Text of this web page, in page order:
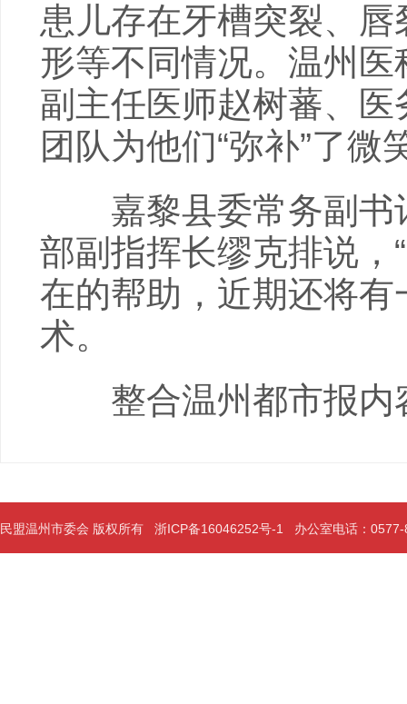
患儿存在牙槽突裂、
形等不同情况。温州
副主任医师赵树蕃、
团队为他们“弥补”了微
嘉黎县委常务副书
部副指挥长缪克排说，
在的帮助，近期还将
术。
整合温州都市报内
民盟温州市委会 版权所有 浙ICP备16046252号-1 办公室电话：